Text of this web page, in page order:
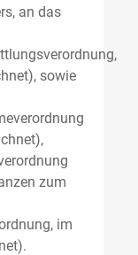
an das
sowie
zum
im